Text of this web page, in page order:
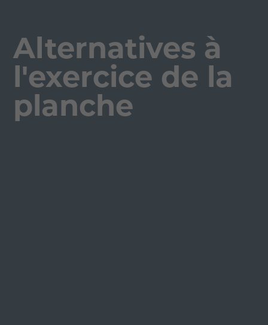
Alternatives à
l'exercice de la
planche